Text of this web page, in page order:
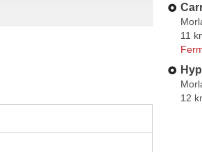
11
12